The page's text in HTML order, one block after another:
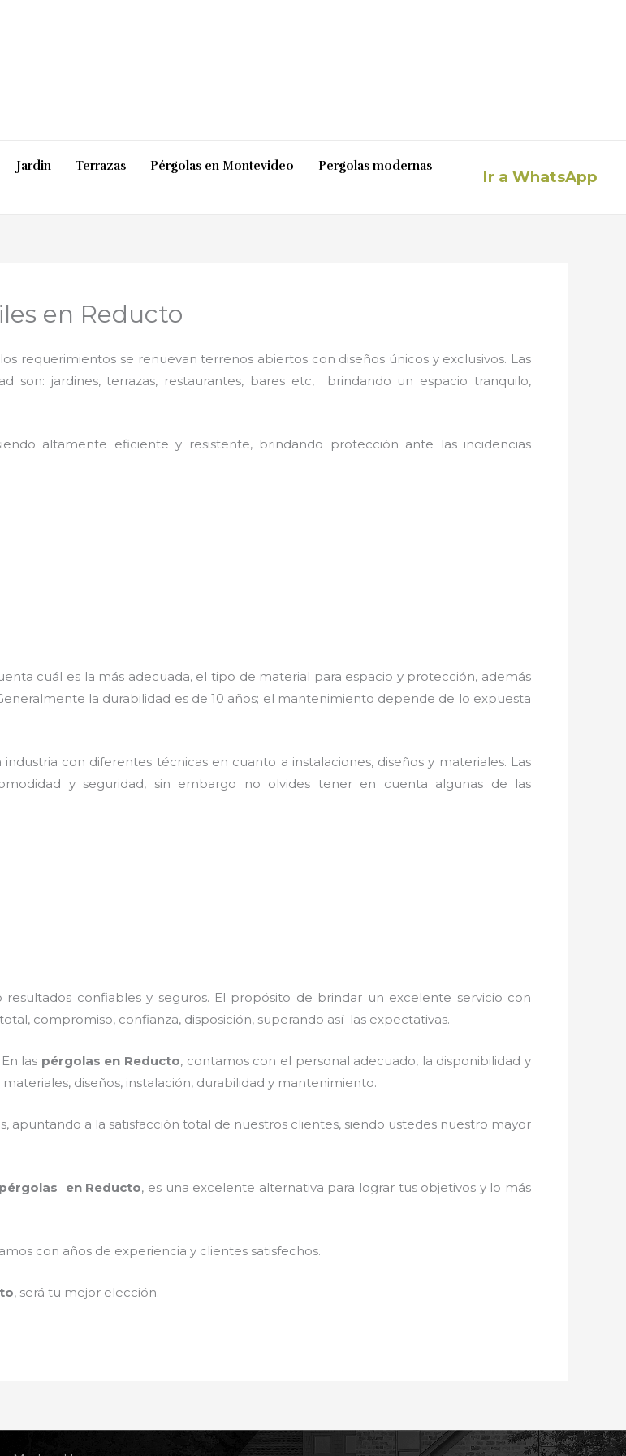
Jardin Terrazas Pérgolas en Montevideo
Pergolas modernas
Ir a WhatsApp
en Reducto
requerimientos se renuevan terrenos abiertos con diseños únicos y exclusivos. Las
son: jardines, terrazas, restaurantes, bares etc, brindando un espacio tranquilo,
altamente eficiente y resistente, brindando protección ante las incidencias
cuál es la más adecuada, el tipo de material para espacio y protección, además
la durabilidad es de 10 años; el mantenimiento depende de lo expuesta
con diferentes técnicas en cuanto a instalaciones, diseños y materiales. Las
y seguridad, sin embargo no olvides tener en cuenta algunas de las
confiables y seguros. El propósito de brindar un excelente servicio con
compromiso, confianza, disposición, superando así las expectativas.
las pérgolas en Reducto, contamos con el personal adecuado, la disponibilidad y
diseños, instalación, durabilidad y mantenimiento.
apuntando a la satisfacción total de nuestros clientes, siendo ustedes nuestro mayor
pérgolas en Reducto, es una excelente alternativa para lograr tus objetivos y lo más
con años de experiencia y clientes satisfechos.
, será tu mejor elección.